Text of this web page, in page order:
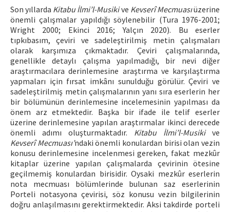
Son yıllarda Kitabu İlmi’l-Musikive Kevserî Mecmuasıüzerine
önemli çalışmalar yapıldığı söylenebilir (Tura 1976-2001;
Wright 2000; Ekinci 2016; Yalçın 2020). Bu eserler
tıpkıbasım, çeviri ve sadeleştirilmiş metin çalışmaları
olarak karşımıza çıkmaktadır. Çeviri çalışmalarında,
genellikle detaylı çalışma yapılmadığı, bir nevi diğer
araştırmacılara derinlemesine araştırma ve karşılaştırma
yapmaları için fırsat imkânı sunulduğu görülür. Çeviri ve
sadeleştirilmiş metin çalışmalarının yanı sıra eserlerin her
bir bölümünün derinlemesine incelemesinin yapılması da
önem arz etmektedir. Başka bir ifade ile telif eserler
üzerine derinlemesine yapılan araştırmalar ikinci derecede
önemli adımı oluşturmaktadır. Kitabu İlmi’l-Musikive
Kevserî Mecmuası’ndaki önemli konulardan birisi olan vezin
konusu derinlemesine incelenmesi gereken, fakat mezkûr
kitaplar üzerine yapılan çalışmalarda çevirinin ötesine
geçilmemiş konulardan birisidir. Oysaki mezkûr eserlerin
nota mecmuası bölümlerinde bulunan saz eserlerinin
Porteli notasyona çevirisi, söz konusu vezin bilgilerinin
doğru anlaşılmasını gerektirmektedir. Aksi takdirde porteli